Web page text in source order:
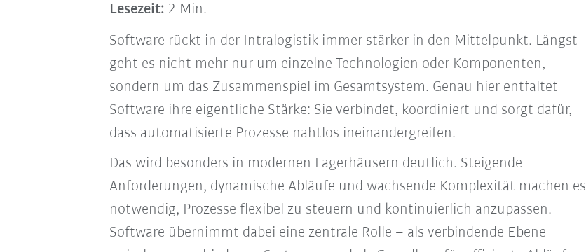
Lesezeit: 2 Min.
Software rückt in der Intralogistik immer stärker in den Mittelpunkt. Längst
geht es nicht mehr nur um einzelne Technologien oder Komponenten,
sondern um das Zusammenspiel im Gesamtsystem. Genau hier entfaltet
Software ihre eigentliche Stärke: Sie verbindet, koordiniert und sorgt dafür,
dass automatisierte Prozesse nahtlos ineinandergreifen.
Das wird besonders in modernen Lagerhäusern deutlich. Steigende
Anforderungen, dynamische Abläufe und wachsende Komplexität machen es
notwendig, Prozesse flexibel zu steuern und kontinuierlich anzupassen.
Software übernimmt dabei eine zentrale Rolle – als verbindende Ebene